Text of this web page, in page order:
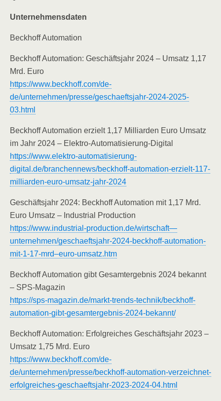
Unternehmensdaten
Beckhoff Automation
Beckhoff Automation: Geschäftsjahr 2024 – Umsatz 1,17
Mrd. Euro
https://www.beckhoff.com/de-
de/unternehmen/presse/geschaeftsjahr-2024-2025-
03.html
Beckhoff Automation erzielt 1,17 Milliarden Euro Umsatz
im Jahr 2024 – Elektro-Automatisierung-Digital
https://www.elektro-automatisierung-
digital.de/branchennews/beckhoff-automation-erzielt-117-
milliarden-euro-umsatz-jahr-2024
Geschäftsjahr 2024: Beckhoff Automation mit 1,17 Mrd.
Euro Umsatz – Industrial Production
https://www.industrial-production.de/wirtschaft—
unternehmen/geschaeftsjahr-2024-beckhoff-automation-
mit-1-17-mrd–euro-umsatz.htm
Beckhoff Automation gibt Gesamtergebnis 2024 bekannt
– SPS-Magazin
https://sps-magazin.de/markt-trends-technik/beckhoff-
automation-gibt-gesamtergebnis-2024-bekannt/
Beckhoff Automation: Erfolgreiches Geschäftsjahr 2023 –
Umsatz 1,75 Mrd. Euro
https://www.beckhoff.com/de-
de/unternehmen/presse/beckhoff-automation-verzeichnet-
erfolgreiches-geschaeftsjahr-2023-2024-04.html